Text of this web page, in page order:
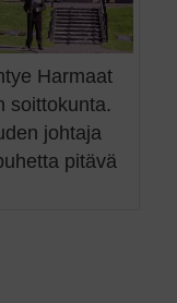
Harmaat
soittokunta.
johtaja
pitävä